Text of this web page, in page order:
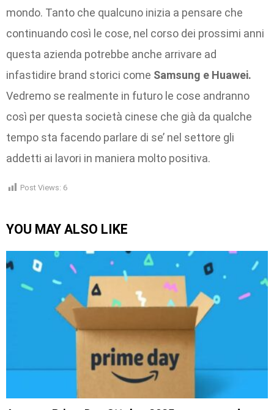
mondo. Tanto che qualcuno inizia a pensare che
continuando così le cose, nel corso dei prossimi anni
questa azienda potrebbe anche arrivare ad
infastidire brand storici come Samsung e Huawei.
Vedremo se realmente in futuro le cose andranno
così per questa società cinese che già da qualche
tempo sta facendo parlare di se’ nel settore gli
addetti ai lavori in maniera molto positiva.
Post Views: 6
YOU MAY ALSO LIKE